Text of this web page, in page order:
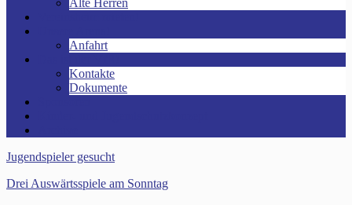
Alte Herren
Anfahrt
Kontakte
Dokumente
Jugendspieler gesucht
Drei Auswärtsspiele am Sonntag